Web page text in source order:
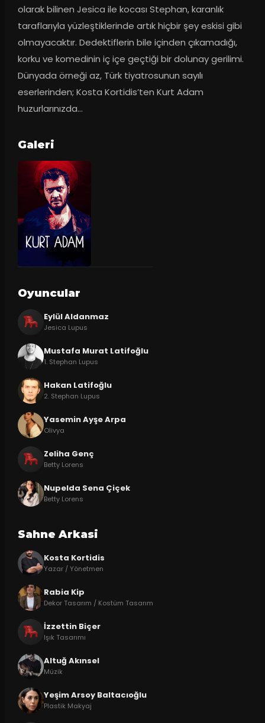
olarak bilinen Jesica ile kocası Stephan, karanlık
taraflarıyla yüzleştiklerinde artık hiçbir şey eskisi gibi
olmayacaktır. Dedektiflerin bile içinden çıkamadığı,
korku ve komedinin iç içe geçtiği bir dolunay gerilimi.
Dünyada örneği az, Türk tiyatrosunun sayılı
eserlerinden; Kosta Kortidis’ten Kurt Adam
huzurlarınızda...
Galeri
Oyuncular
Eylül Aldanmaz
Jesica Lupus
Mustafa Murat Latifoğlu
1. Stephan Lupus
Hakan Latifoğlu
2. Stephan Lupus
Yasemin Ayşe Arpa
Olivya
Zeliha Genç
Betty Lorens
Nupelda Sena Çiçek
Betty Lorens
Sahne Arkasi
Kosta Kortidis
Yazar / Yönetmen
Rabia Kip
Dekor Tasarım / Kostüm Tasarım
İzzettin Biçer
Işık Tasarımı
Altuğ Akınsel
Müzik
Yeşim Arsoy Baltacıoğlu
Plastik Makyaj